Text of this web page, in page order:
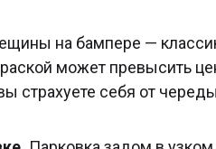
на бампере —
может превысить
страхуете себя от